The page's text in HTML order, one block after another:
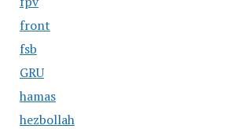
front
fsb
GRU
hamas
hezbollah